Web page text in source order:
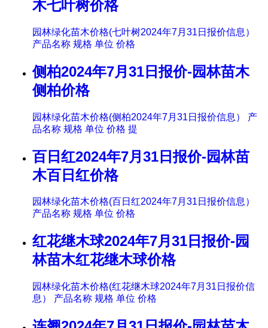
木七叶树价格
园林绿化苗木价格(七叶树2024年7月31日报价信息）
产品名称 规格 单位 价格
侧柏2024年7月31日报价-园林苗木
侧柏价格
园林绿化苗木价格(侧柏2024年7月31日报价信息） 产
品名称 规格 单位 价格 提
百日红2024年7月31日报价-园林苗
木百日红价格
园林绿化苗木价格(百日红2024年7月31日报价信息）
产品名称 规格 单位 价格
红花继木球2024年7月31日报价-园
林苗木红花继木球价格
园林绿化苗木价格(红花继木球2024年7月31日报价信
息） 产品名称 规格 单位 价格